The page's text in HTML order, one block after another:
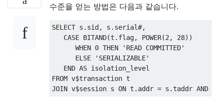
수준을 얻는 방법은 다음과 같습니다.
SELECT s . sid , s . serial#,
CASE BITAND(t . flag, POWER(2 , 28))
WHEN 0 THEN
'READ COMMITTED'
ELSE
'SERIALIZABLE'
END AS
FROM v$transaction
JOIN v$session s ON t . addr = s .taddr AND